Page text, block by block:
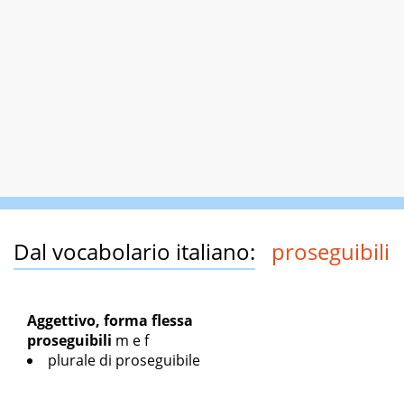
Dal vocabolario italiano: proseguibili
Aggettivo, forma flessa
proseguibili m ef
plurale di proseguibile